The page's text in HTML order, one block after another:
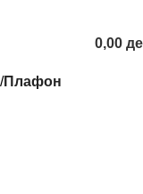
0,00
Плафон